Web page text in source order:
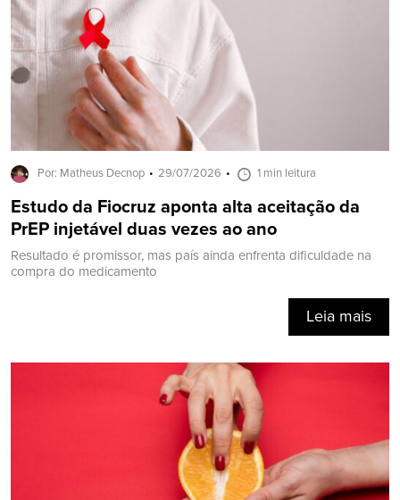
Por: Matheus Decnop 29/07/2026 1 min leitura
Estudo da Fiocruz aponta alta aceitação da
PrEP injetável duas vezes ao ano
Resultado é promissor, mas país ainda enfrenta dificuldade na
compra do medicamento
Leia mais